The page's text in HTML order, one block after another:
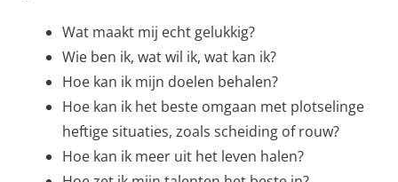
Wat maakt mij echt gelukkig?
Wie ben ik, wat wil ik, wat kan ik?
Hoe kan ik mijn doelen behalen?
Hoe kan ik het beste omgaan met plotselinge
heftige situaties, zoals scheiding of rouw?
Hoe kan ik meer uit het leven halen?